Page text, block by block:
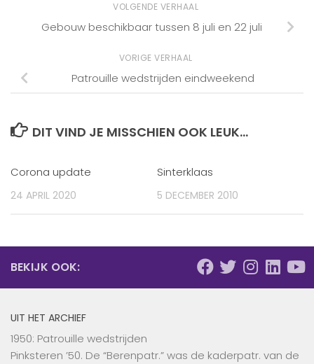
VOLGENDE VERHAAL
Gebouw beschikbaar tussen 8 juli en 22 juli
VORIGE VERHAAL
Patrouille wedstrijden eindweekend
DIT VIND JE MISSCHIEN OOK LEUK...
Corona update
24 APRIL 2020
Sinterklaas
5 DECEMBER 2010
BEKIJK OOK:
UIT HET ARCHIEF
1950: Patrouille wedstrijden
Pinksteren ’50. De “Berenpatr.” was de kaderpatr. van de